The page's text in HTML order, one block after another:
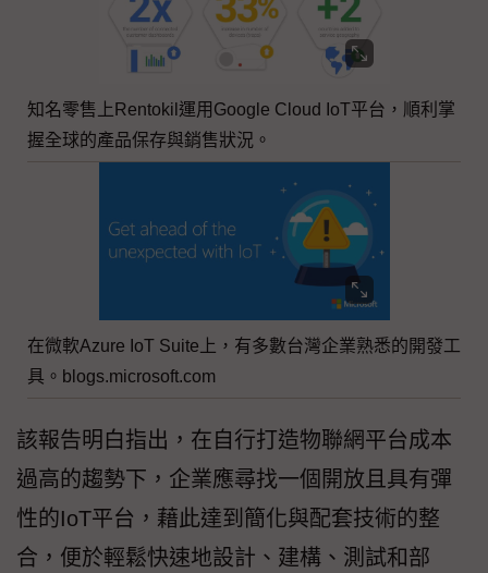
知名零售上Rentokil運用Google Cloud IoT平台，順利掌
握全球的產品保存與銷售狀況。
在微軟Azure IoT Suite上，有多數台灣企業熟悉的開發工
具。blogs.microsoft.com
該報告明白指出，在自行打造物聯網平台成本
過高的趨勢下，企業應尋找一個開放且具有彈
性的IoT平台，藉此達到簡化與配套技術的整
合，便於輕鬆快速地設計、建構、測試和部